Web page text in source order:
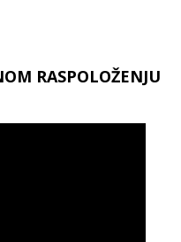
RASPOLOŽENJU